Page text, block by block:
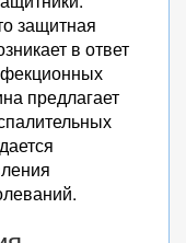
защитная
в ответ
предлагает